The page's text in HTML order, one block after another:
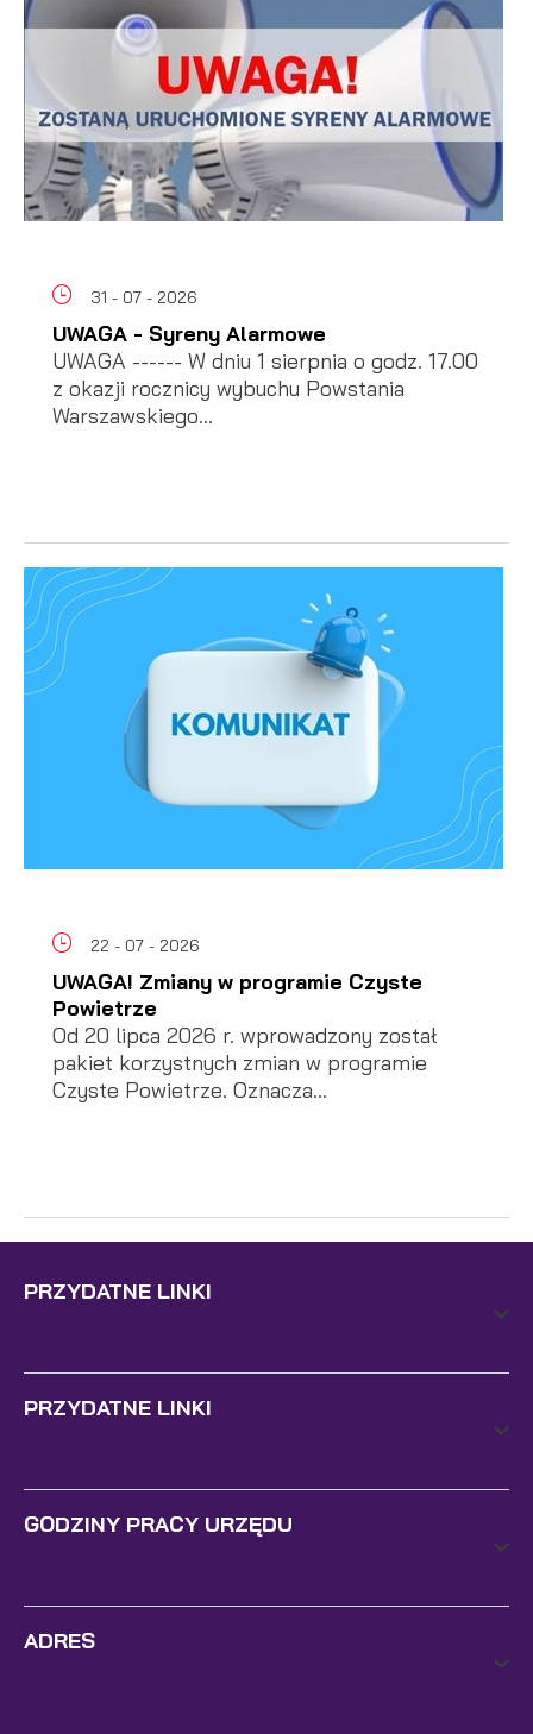
31 - 07 - 2026
UWAGA - Syreny Alarmowe
UWAGA ------ W dniu 1 sierpnia o godz. 17.00
z okazji rocznicy wybuchu Powstania
Warszawskiego...
22 - 07 - 2026
UWAGA! Zmiany w programie Czyste
Powietrze
Od 20 lipca 2026 r. wprowadzony został
pakiet korzystnych zmian w programie
Czyste Powietrze. Oznacza...
PRZYDATNE LINKI
PRZYDATNE LINKI
GODZINY PRACY URZĘDU
ADRES